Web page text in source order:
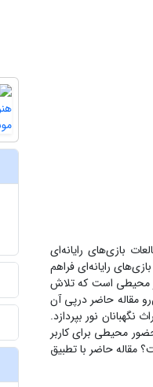
بازی‌های رایانه‌ای
رایانه‌ای فراهم
محیطی است که تلاش
مقاله حاضر درپی آن
نور بپردازد.
محیطی برای کاربر
مقاله حاضر با تطبیق